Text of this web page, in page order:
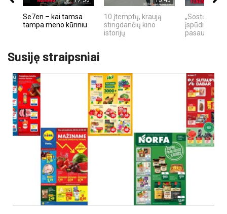
Se7en – kai tamsa
tampa meno kūriniu
10 įtemptų, kraują
stingdančių kino
istorijų
„Sostų
įspūdingas
pasaulio
Susiję straipsniai